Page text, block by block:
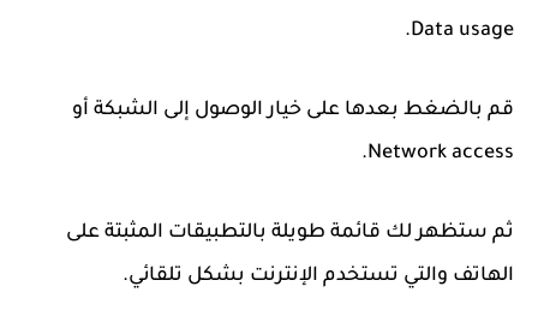
Data usage.
قم بالضغط بعدها على خيار الوصول إلى الشبكة أو
Network access.
ثم ستظهر لك قائمة طويلة بالتطبيقات المثبتة على
الهاتف والتي تستخدم الإنترنت بشكل تلقائي.